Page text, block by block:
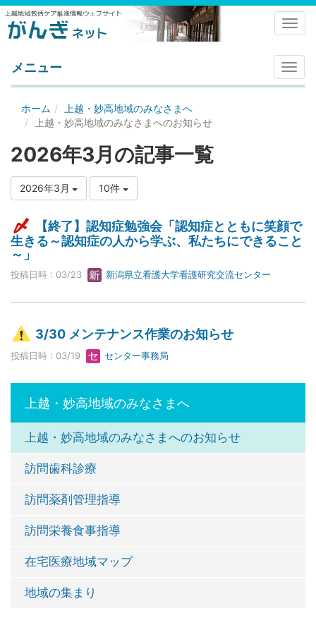
メ
ニ
メニュー
ホーム
上越・妙高地域のみなさまへ
上越・妙高地域のみなさまへのお知らせ
2026年3月の記事一覧
2026年3月 10件
【終了】認知症勉強会「認知症とともに笑顔で
生きる～認知症の人から学ぶ、私たちにできること
～」
投稿日時 : 03/23 新潟県立看護大学看護研究交流センター
3/30 メンテナンス作業のお知らせ
投稿日時 : 03/19 センター事務局
上越・妙高地域のみなさまへ
上越・妙高地域のみなさまへのお知らせ
訪問歯科診療
訪問薬剤管理指導
訪問栄養食事指導
在宅医療地域マップ
地域の集まり